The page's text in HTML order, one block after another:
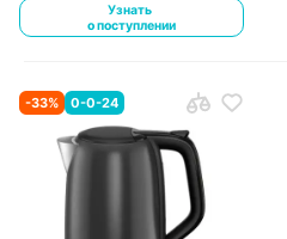
Узнать
о поступлении
-33% 0-0-24